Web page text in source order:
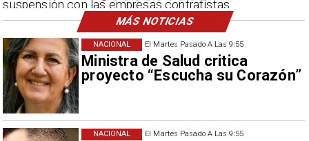
El Martes Pasado A Las 9:55
Ministra de Salud critica
proyecto “Escucha su Corazón”
NACIONAL
El Martes Pasado A Las 9:55
NACIONAL
MÁS NOTICIAS